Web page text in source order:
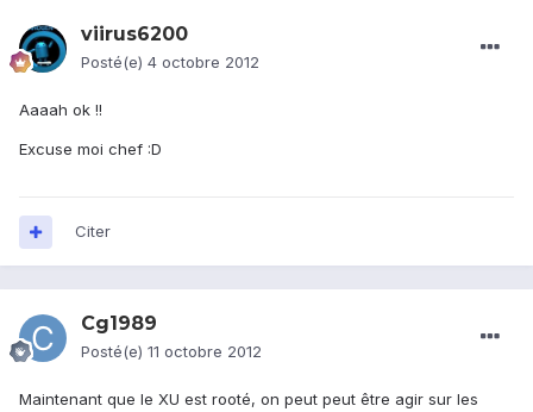
viirus6200
Posté(e) 4 octobre 2012
Aaaah ok !!
Excuse moi chef :D
Citer
Cg1989
Posté(e) 11 octobre 2012
Maintenant que le XU est rooté, on peut peut être agir sur les